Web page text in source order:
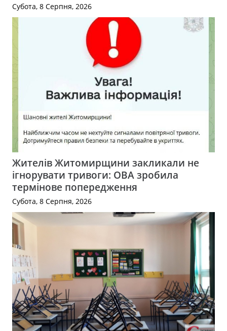
Субота, 8 Серпня, 2026
Жителів Житомирщини закликали не
ігнорувати тривоги: ОВА зробила
термінове попередження
Субота, 8 Серпня, 2026